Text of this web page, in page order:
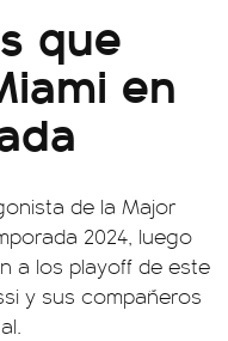
que
en
de la Major
2024, luego
a los playoff de este
y sus compañeros